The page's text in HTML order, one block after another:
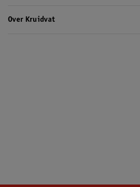
Over Kruidvat